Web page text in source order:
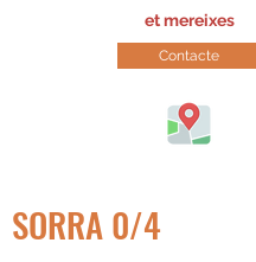
et mereixes
Contacte
SORRA 0/4